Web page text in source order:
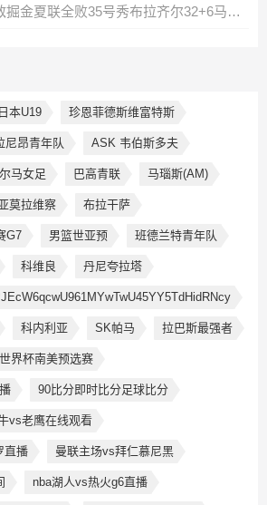
🏀夏联-雷霆不敌掘金夏联全败35号秀布拉齐尔32+6马拉14+7+6
日本U19 珍恩菲德斯维富特斯
尼昂青年队 ASK 韦伯斯多夫
马女足 巴高青联 马瑙斯(AM)
莫拉维察 布拉干萨
G7 男篮世亚预 班德兰特青年队
科维良 丹尼夸拉塔
科内利亚 SK帕马 拉巴斯最强者
世界杯南美预选赛
90比分即时比分足球比分
vs老鹰在线观看
直播 曼联主场vs拜仁慕尼黑
nba湖人vs热火g6直播